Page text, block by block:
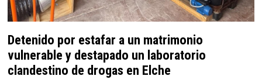
Detenido por estafar a un matrimonio
vulnerable y destapado un laboratorio
clandestino de drogas en Elche